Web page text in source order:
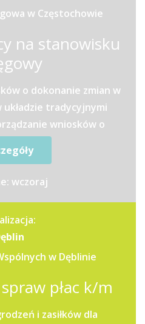
w Częstochowie
na stanowisku
o dokonanie zmian w
tradycyjnymi
wniosków o
w planie...
wczoraj
w Dęblinie
płac k/m
i zasiłków dla